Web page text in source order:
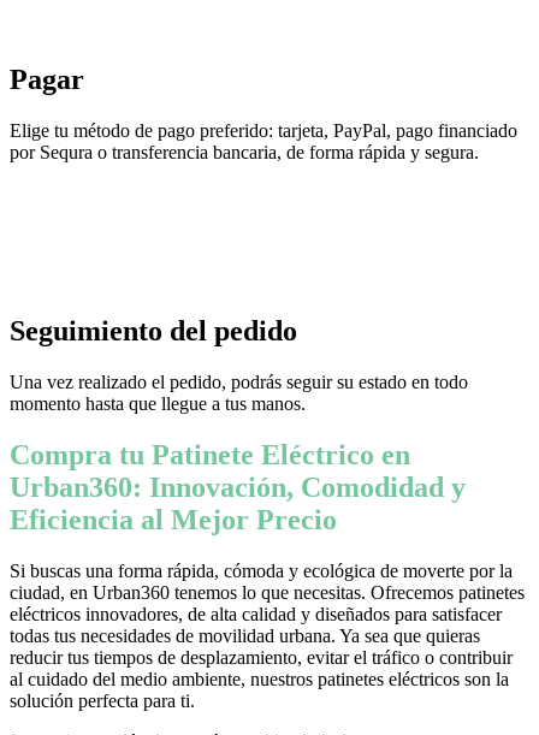
Pagar
Elige tu método de pago preferido: tarjeta, PayPal, pago financiado
por Sequra o transferencia bancaria, de forma rápida y segura.
Seguimiento del pedido
Una vez realizado el pedido, podrás seguir su estado en todo
momento hasta que llegue a tus manos.
Compra tu Patinete Eléctrico en
Urban360: Innovación, Comodidad y
Eficiencia al Mejor Precio
Si buscas una forma rápida, cómoda y ecológica de moverte por la
ciudad, en Urban360 tenemos lo que necesitas. Ofrecemos patinetes
eléctricos innovadores, de alta calidad y diseñados para satisfacer
todas tus necesidades de movilidad urbana. Ya sea que quieras
reducir tus tiempos de desplazamiento, evitar el tráfico o contribuir
al cuidado del medio ambiente, nuestros patinetes eléctricos son la
solución perfecta para ti.